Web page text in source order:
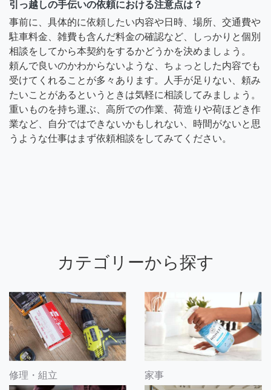
引っ越しの手伝いの依頼における注意点は？
事前に、具体的に依頼したい内容や日時、場所、交通費や
駐車料金、雑費も含んだ料金の確認など、しっかりと個別
相談をしてから本契約をするかどうかを決めましょう。
頼んで良いのかわからないような、ちょっとした内容でも
受けてくれることが多々あります。人手が足りない、頼み
たいことがあるというときは気軽に相談してみましょう。
重いものを持ち運ぶ、高所での作業、荷造りや荷ほどき作
業など、自分ではできないかもしれない、時間がないと思
うような仕事はまず依頼相談をしてみてください。
カテゴリーから探す
修理・組立 家事